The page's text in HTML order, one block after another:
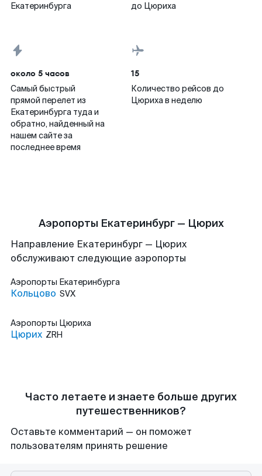
Екатеринбурга
до Цюриха
около 5 часов
Самый быстрый
прямой перелет из
Екатеринбурга туда и
обратно, найденный на
нашем сайте за
последнее время
15
Количество рейсов до
Цюриха в неделю
Аэропорты Екатеринбург — Цюрих
Направление Екатеринбург — Цюрих
обслуживают следующие аэропорты
Аэропорты Екатеринбурга
Кольцово SVX
Аэропорты Цюриха
Цюрих ZRH
Часто летаете и знаете больше других
путешественников?
Оставьте комментарий — он поможет
пользователям принять решение